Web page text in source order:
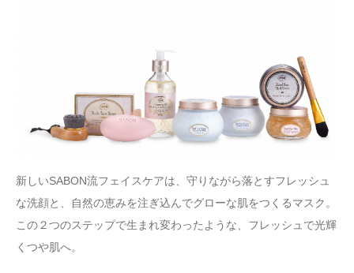
新しいSABON流フェイスケアは、守りながら落とすフレッシュ
な洗顔と、自然の恵みを注ぎ込んでグローな肌をつくるマスク。
この２つのステップで生まれ変わったような、フレッシュで光輝
くつや肌へ。